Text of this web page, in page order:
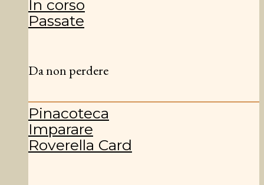
In corso
Passate
Da non perdere
Pinacoteca
Imparare
Roverella Card